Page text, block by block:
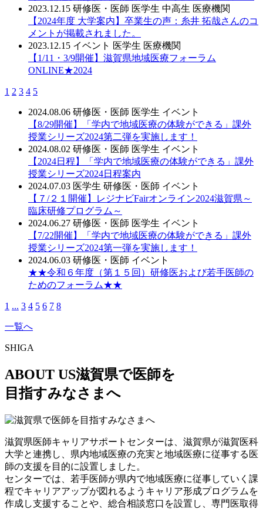
2023.12.15 研修医・医師 医学生 中高生 医療機関
【2024年度 大学案内】卒業生の声：糸井 拓哉さんのコ
メントが掲載されました。
2023.12.15 イベント 医学生 医療機関
【1/11・3/9開催】滋賀県地域医療フォーラム
ONLINE★2024
1 2 3 4 5
2024.08.06 研修医・医師 医学生 イベント
【8/29開催】「学内で地域医療の体験ができる」課外
授業シリーズ2024第二弾を実施します！
2024.08.02 研修医・医師 医学生 イベント
【2024日程】「学内で地域医療の体験ができる」課外
授業シリーズ2024日程案内
2024.07.03 医学生 研修医・医師 イベント
【７/２１開催】レジナビFairオンライン2024滋賀県～
臨床研修プログラム～
2024.06.27 研修医・医師 医学生 イベント
【7/22開催】「学内で地域医療の体験ができる」課外
授業シリーズ2024第一弾を実施します！
2024.06.03 研修医・医師 イベント
★★令和６年度（第１５回）研修医および若手医師の
ためのフォーラム★★
1 ... 3 4 5 6 7 8
一覧へ
SHIGA
ABOUT US滋賀県で医師を
目指すみなさまへ
滋賀県医師キャリアサポートセンターは、滋賀県が滋賀医科
大学と連携し、県内地域医療の充実と地域医療に従事する医
師の支援を目的に設置しました。
センターでは、若手医師が県内で地域医療に従事していく課
程でキャリアアップが図れるようキャリア形成プログラムを
作成し支援することや、総合相談窓口を設置し、専門医取得